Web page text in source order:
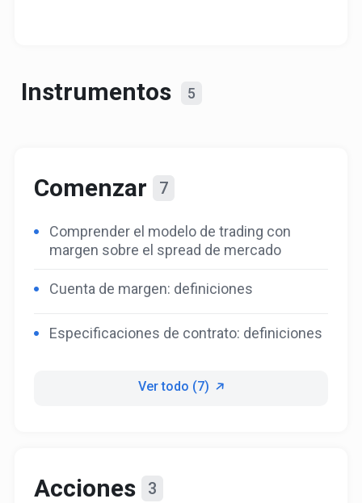
Instrumentos 5
Comenzar 7
Comprender el modelo de trading con
margen sobre el spread de mercado
Cuenta de margen: definiciones
Especificaciones de contrato: definiciones
Ver todo (7)
Acciones 3